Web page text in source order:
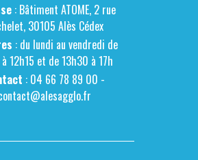
: Bâtiment ATOME, 2 rue
30105 Alès Cédex
: du lundi au vendredi de
12h15 et de 13h30 à 17h
: 04 66 78 89 00 -